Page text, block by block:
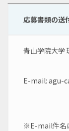
応募書類の送
青山学院大学
E-mail: agu-
※E-mail件名